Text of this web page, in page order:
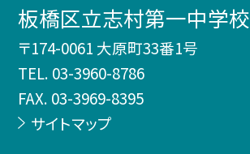
板橋区立志村第一中学校
〒174-0061 大原町33番1号
TEL. 03-3960-8786
FAX. 03-3969-8395
サイトマップ